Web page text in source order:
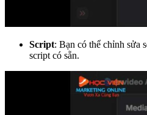
Script: Bạn có thể chỉnh sửa
script có sẵn.